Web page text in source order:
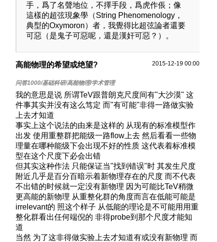
手，爲了名聲地位，不擇手段，爲虎作倀；像
這樣的超弦現象學（String Phenomenology，
典型的Oxymoron）者，我覺得比超弦論者還要
可惡（是鬼子可惡呢，還是漢奸可惡？）。
高能物理的希望或绝望? 2015-12-19 00:00
我的意思是说 所谓TeV跟普朗克尺度间有"大沙漠" 这
件事其实并没有这么笃定 而"有可能"非得一路做实验
上去才知道
事实上这个说法的由来是这样的 从现有的标准模型作
出发 使用重整群把能级一路flow上去 然后看看一些物
理量在哪种能级下会出现不好的性质 这代表着标准模
型在这个尺度下必会出错
但其实这种作法 只能保证当"找到错误"时 其发生尺度
附近几乎是百分百暗示着新物理存在的尺度 而不代表
不出错的时候就一定没有新物理 因为可能比TeV稍微
更高能的新物理 从重整化群的角度而言在低能可能是
irrelevant的 照这个样子 从低能的理论是不可能用用重
整化群看出任何端倪的 非得probe到那个尺度才能知
道
当然 为了这非得做实验上去才知道有或没有新物理 而